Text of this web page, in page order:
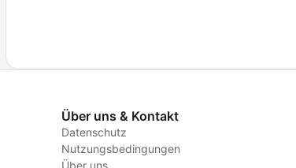
Über uns & Kontakt
Datenschutz
Nutzungsbedingungen
Über uns